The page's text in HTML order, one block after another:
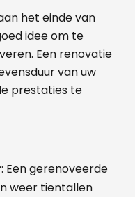
het einde van
idee om te
Een renovatie
van uw
prestaties te
: Een gerenoveerde
weer tientallen